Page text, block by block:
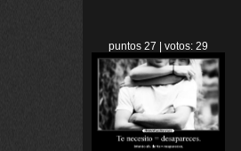
puntos 27 | votos: 29